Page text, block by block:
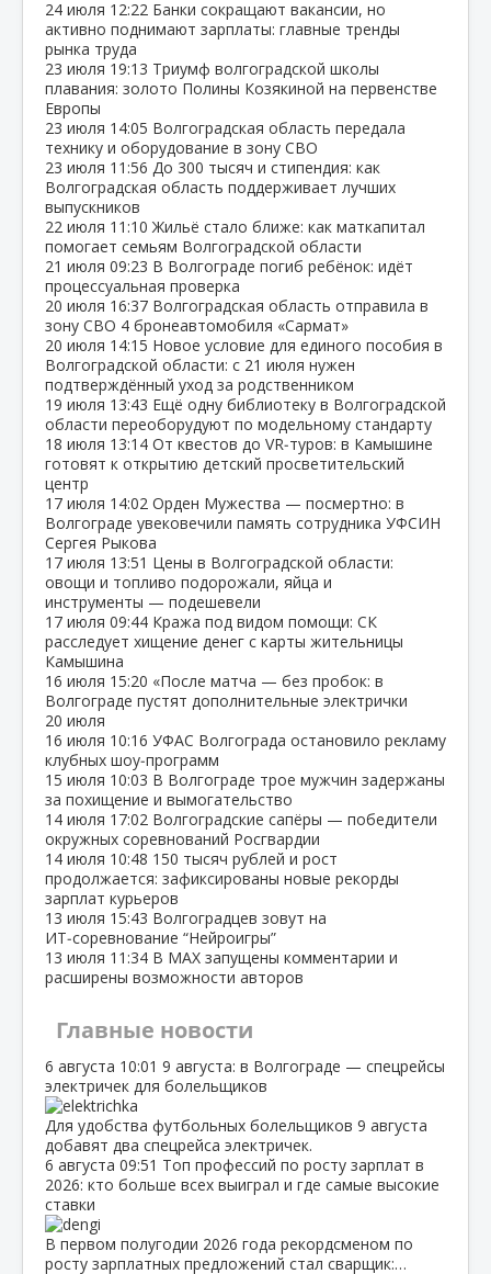
24 июля 12:22 Банки сокращают вакансии, но
активно поднимают зарплаты: главные тренды
рынка труда
23 июля 19:13 Триумф волгоградской школы
плавания: золото Полины Козякиной на первенстве
Европы
23 июля 14:05 Волгоградская область передала
технику и оборудование в зону СВО
23 июля 11:56 До 300 тысяч и стипендия: как
Волгоградская область поддерживает лучших
выпускников
22 июля 11:10 Жильё стало ближе: как маткапитал
помогает семьям Волгоградской области
21 июля 09:23 В Волгограде погиб ребёнок: идёт
процессуальная проверка
20 июля 16:37 Волгоградская область отправила в
зону СВО 4 бронеавтомобиля «Сармат»
20 июля 14:15 Новое условие для единого пособия в
Волгоградской области: с 21 июля нужен
подтверждённый уход за родственником
19 июля 13:43 Ещё одну библиотеку в Волгоградской
области переоборудуют по модельному стандарту
18 июля 13:14 От квестов до VR‑туров: в Камышине
готовят к открытию детский просветительский
центр
17 июля 14:02 Орден Мужества — посмертно: в
Волгограде увековечили память сотрудника УФСИН
Сергея Рыкова
17 июля 13:51 Цены в Волгоградской области:
овощи и топливо подорожали, яйца и
инструменты — подешевели
17 июля 09:44 Кража под видом помощи: СК
расследует хищение денег с карты жительницы
Камышина
16 июля 15:20 «После матча — без пробок: в
Волгограде пустят дополнительные электрички
20 июля
16 июля 10:16 УФАС Волгограда остановило рекламу
клубных шоу‑программ
15 июля 10:03 В Волгограде трое мужчин задержаны
за похищение и вымогательство
14 июля 17:02 Волгоградские сапёры — победители
окружных соревнований Росгвардии
14 июля 10:48 150 тысяч рублей и рост
продолжается: зафиксированы новые рекорды
зарплат курьеров
13 июля 15:43 Волгоградцев зовут на
ИТ‑соревнование “Нейроигры”
13 июля 11:34 В МАХ запущены комментарии и
расширены возможности авторов
Главные новости
6 августа 10:01 9 августа: в Волгограде — спецрейсы
электричек для болельщиков
Для удобства футбольных болельщиков 9 августа
добавят два спецрейса электричек.
6 августа 09:51 Топ профессий по росту зарплат в
2026: кто больше всех выиграл и где самые высокие
ставки
В первом полугодии 2026 года рекордсменом по
росту зарплатных предложений стал сварщик:…